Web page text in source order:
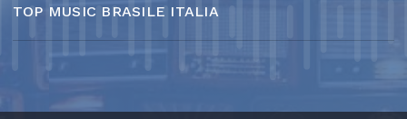
TOP MUSIC BRASILE ITALIA